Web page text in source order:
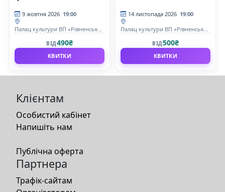
9 жовтня 2026 19:00
Палац культури ВП «Рівненська
ВІД490₴
КВИТКИ
14 листопада 2026 19:00
Палац культури ВП «Рівненська
ВІД500₴
КВИТКИ
Клієнтам
Особистий кабінет
Напишіть нам
Публічна оферта
Партнера
Трафік-сайтам